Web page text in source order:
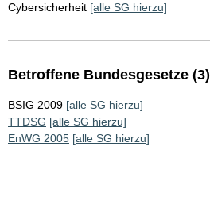
Cybersicherheit [alle SG hierzu]
Betroffene Bundesgesetze (3)
BSIG 2009 [alle SG hierzu]
TTDSG [alle SG hierzu]
EnWG 2005 [alle SG hierzu]